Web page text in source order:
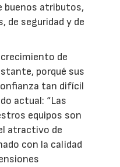
buenos atributos,
de seguridad y de
de
porqué sus
tan difícil
actual: “Las
equipos son
atractivo de
con la calidad